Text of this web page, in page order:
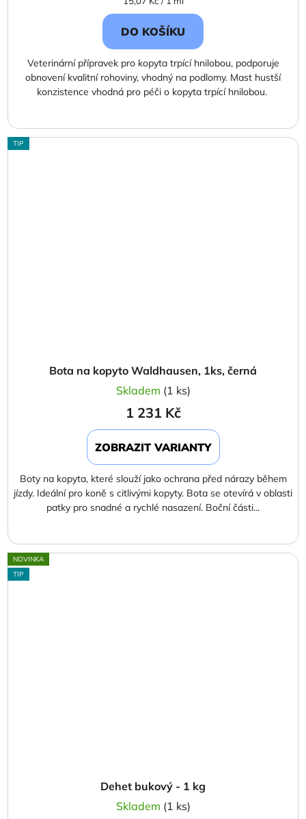
cena:
DO KOŠÍKU
Veterinární přípravek pro kopyta trpící hnilobou, podporuje
obnovení kvalitní rohoviny, vhodný na podlomy. Mast hustší
konzistence vhodná pro péči o kopyta trpící hnilobou.
TIP
Bota na kopyto Waldhausen, 1ks, černá
Skladem (1 ks)
1 231 Kč
ZOBRAZIT VARIANTY
Boty na kopyta, které slouží jako ochrana před nárazy během
jízdy. Ideální pro koně s citlivými kopyty. Bota se otevírá v oblasti
patky pro snadné a rychlé nasazení. Boční části...
NOVINKA
TIP
Dehet bukový - 1 kg
Skladem (1 ks)